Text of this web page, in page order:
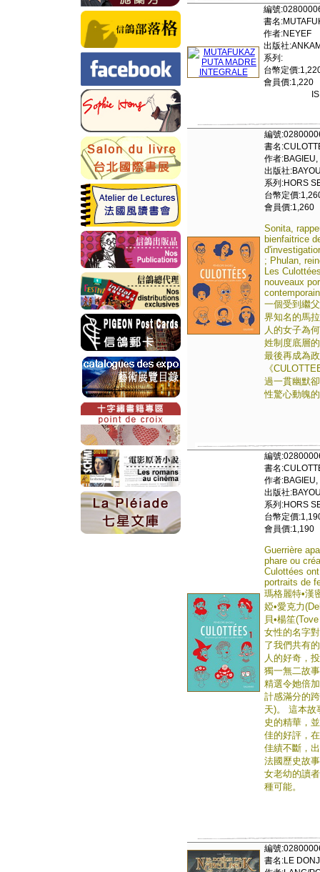
編號
書名
作者:NEYEF
出版社
系列:
台幣定價
會員價:1,220
編號
書名
作者
出版社
系列:HORS
台幣定價
會員價:1,260
Sonita,
bienfaitrice
; Phulan,
Les
nouveaux
一個受到繼
界知名的馬
人的女子為
姓制度底層
最後再成為
《
過一貫幽默
性驚心動魄
編號
書名
作者
出版社
系列:HORS
台幣定價
會員價:1,190
Guerrière
phare ou
Culottées
portraits de
瑪格麗特•漢
婭•愛克力
貝•楊笙
女性的名字
了我們共有
人的好奇，
獨一無二故
精選令她倍
計感滿分的
天)。 這本故
史的精華，
佳的好評，
佳績不斷，
法國歷史故
女老幼的讀
種可能。
編號
書名:LE